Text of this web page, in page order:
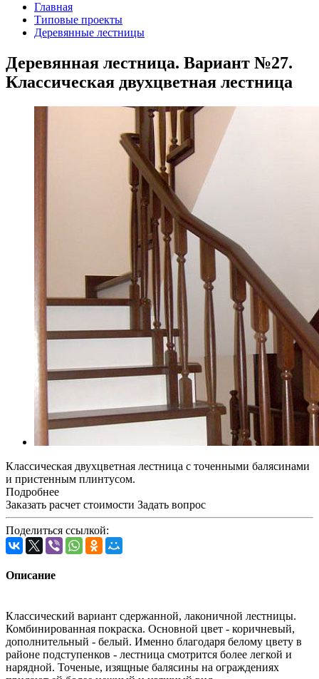
Главная
Типовые проекты
Деревянные лестницы
Деревянная лестница. Вариант №27.
Классическая двухцветная лестница
Классическая двухцветная лестница с точенными балясинами
и пристенным плинтусом.
Подробнее
Заказать расчет стоимости Задать вопрос
Поделиться ссылкой:
Описание
Классический вариант сдержанной, лаконичной лестницы.
Комбинированная покраска. Основной цвет - коричневый,
дополнительный - белый. Именно благодаря белому цвету в
районе подступенков - лестница смотрится более легкой и
нарядной. Точеные, изящные балясины на ограждениях